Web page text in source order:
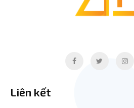
Liên kết